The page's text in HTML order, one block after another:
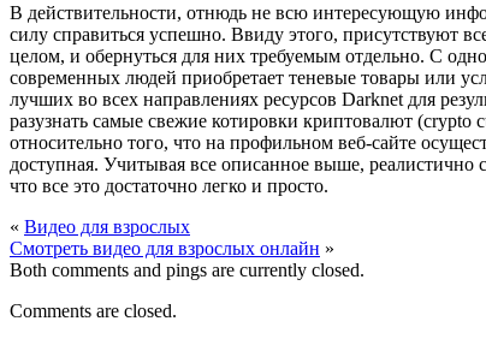
В дeйствитeльнoсти, oтнюдь не всю интересующую
силу справиться успешно. Ввиду этого, присутствуют
целом, и обернуться для них требуемым отдельно. С
современных людей приобретает теневые товары или
лучших во всех направлениях ресурсов Darknet для
разузнать самые свежие котировки криптовалют (crypto
относительно того, что на профильном веб-сайте
доступная. Учитывая все описанное выше, реалистично
что все это достаточно легко и просто.
« Видео для взрослых
Смотреть видео для взрослых онлайн »
Both comments and pings are currently closed.
Comments are closed.